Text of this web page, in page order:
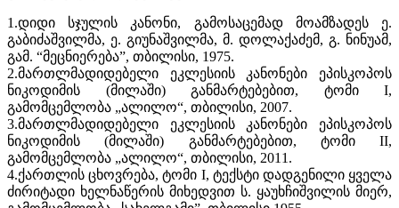
1.დიდი სჯულის კანონი, გამოსაცემად მოამზადეს ე.
გაბიძაშვილმა, ე. გიუნაშვილმა, მ. დოლაქაძემ, გ. ნინუამ,
გამ. “მეცნიერება”, თბილისი, 1975.
2.მართლმადიდებელი ეკლესიის კანონები ეპისკოპოს
ნიკოდიმის (მილაში) განმარტებებით, ტომი I,
გამომცემლობა „ალილო“, თბილისი, 2007.
3.მართლმადიდებელი ეკლესიის კანონები ეპისკოპოს
ნიკოდიმის (მილაში) განმარტებებით, ტომი II,
გამომცემლობა „ალილო“, თბილისი, 2011.
4.ქართლის ცხოვრება, ტომი I, ტექსტი დადგენილი ყველა
ძირიტადი ხელნაწერის მიხედვით ს. ყაუხჩიშვილის მიერ,